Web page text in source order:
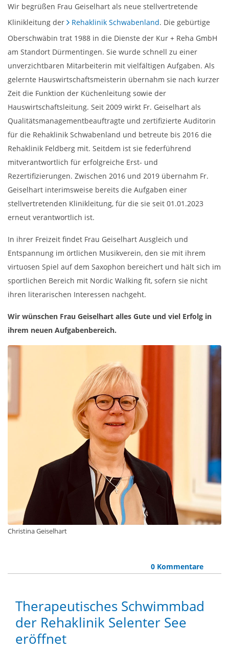
Wir begrüßen Frau Geiselhart als neue stellvertretende
Klinikleitung der
Rehaklinik Schwabenland. Die gebürtige
Oberschwäbin trat 1988 in die Dienste der Kur + Reha GmbH
am Standort Dürmentingen. Sie wurde schnell zu einer
unverzichtbaren Mitarbeiterin mit vielfältigen Aufgaben. Als
gelernte Hauswirtschaftsmeisterin übernahm sie nach kurzer
Zeit die Funktion der Küchenleitung sowie der
Hauswirtschaftsleitung. Seit 2009 wirkt Fr. Geiselhart als
Qualitätsmanagementbeauftragte und zertifizierte Auditorin
für die Rehaklinik Schwabenland und betreute bis 2016 die
Rehaklinik Feldberg mit. Seitdem ist sie federführend
mitverantwortlich für erfolgreiche Erst- und
Rezertifizierungen. Zwischen 2016 und 2019 übernahm Fr.
Geiselhart interimsweise bereits die Aufgaben einer
stellvertretenden Klinikleitung, für die sie seit 01.01.2023
erneut verantwortlich ist.
In ihrer Freizeit findet Frau Geiselhart Ausgleich und
Entspannung im örtlichen Musikverein, den sie mit ihrem
virtuosen Spiel auf dem Saxophon bereichert und hält sich im
sportlichen Bereich mit Nordic Walking fit, sofern sie nicht
ihren literarischen Interessen nachgeht.
Wir wünschen Frau Geiselhart alles Gute und viel Erfolg in
ihrem neuen Aufgabenbereich.
Christina Geiselhart
0 Kommentare
Therapeutisches Schwimmbad
der Rehaklinik Selenter See
eröffnet